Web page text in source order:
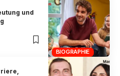
BIOGRAPHIE
und